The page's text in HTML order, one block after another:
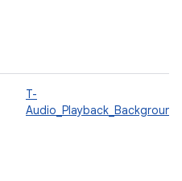
T-
Audio_Playback_Background